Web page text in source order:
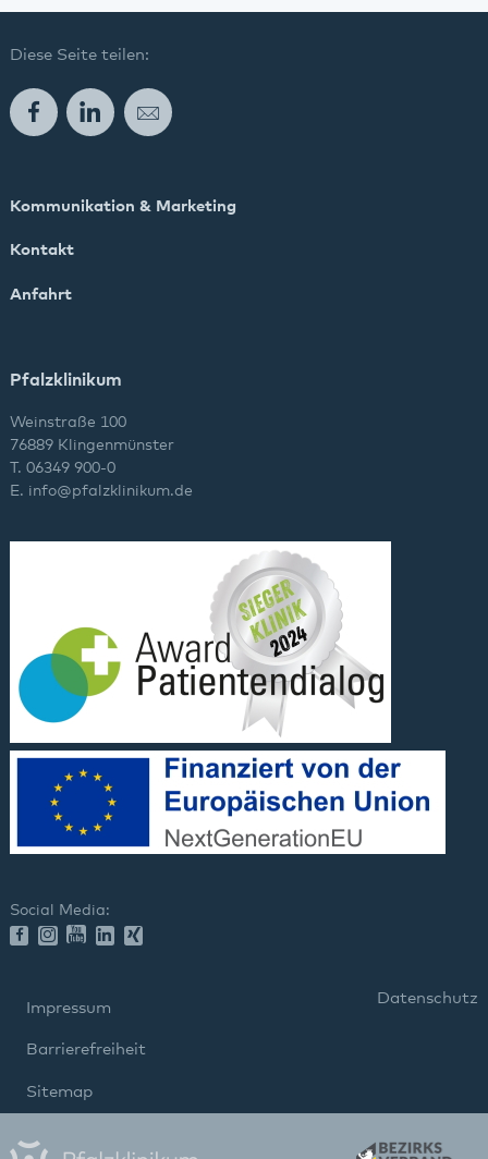
Diese Seite teilen:
FacebookLinkedInE-Mail
Kommunikation & Marketing
Kontakt
Anfahrt
Pfalzklinikum
Weinstraße 100
76889 Klingenmünster
T. 06349 900-0
E. info@pfalzklinikum.de
Social Media:
Impressum
Datenschutz
Barrierefreiheit
Sitemap